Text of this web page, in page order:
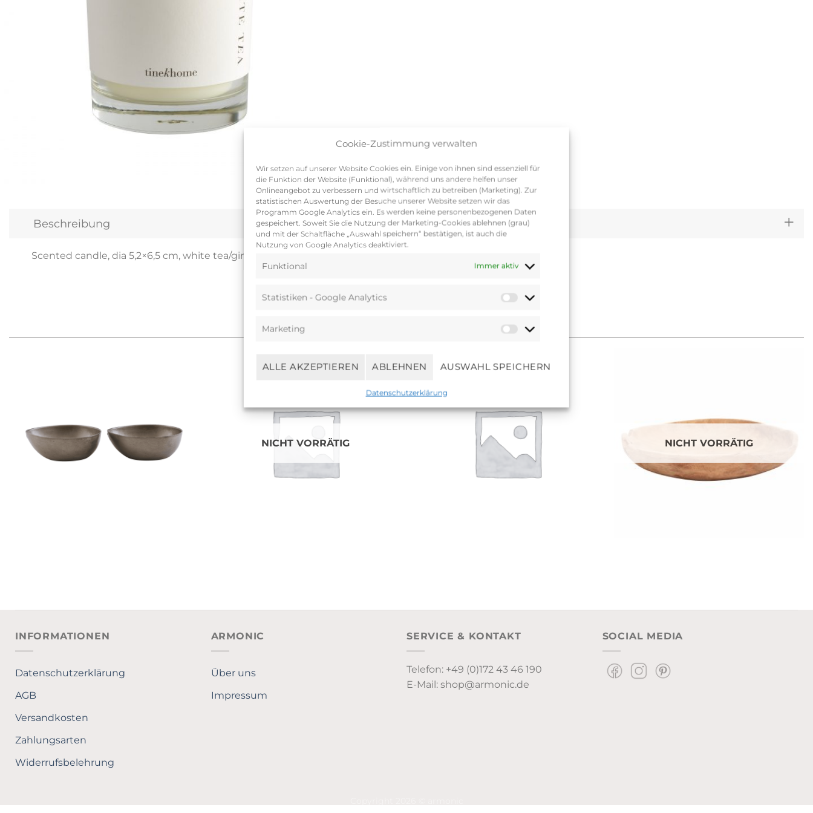
Cookie-Zustimmung verwalten
Wir setzen auf unserer Website Cookies ein. Einige von ihnen sind essenziell für
die Funktion der Website (Funktional), während uns andere helfen unser
Onlineangebot zu verbessern und wirtschaftlich zu betreiben (Marketing). Zur
statistischen Auswertung der Besuche unserer Website setzen wir das
Programm Google Analytics ein. Es werden keine personenbezogenen Daten
gespeichert. Soweit Sie die Nutzung der Marketing-Cookies ablehnen (grau)
und mit der Schaltfläche „Auswahl speichern“ bestätigen, ist auch die
Nutzung von Google Analytics deaktiviert.
Funktional Immer aktiv
Statistiken - Google Analytics
Marketing
ALLE AKZEPTIEREN ABLEHNEN AUSWAHL SPEICHERN
Datenschutzerklärung
Beschreibung
Scented candle, dia 5,2×6,5 cm, white tea/ginger
NICHT VORRÄTIG NICHT VORRÄTIG
INFORMATIONEN
Datenschutzerklärung
AGB
Versandkosten
Zahlungsarten
Widerrufsbelehrung
ARMONIC
Über uns
Impressum
SERVICE & KONTAKT
Telefon: +49 (0)172 43 46 190
E-Mail: shop@armonic.de
SOCIAL MEDIA